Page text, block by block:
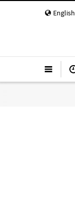
English